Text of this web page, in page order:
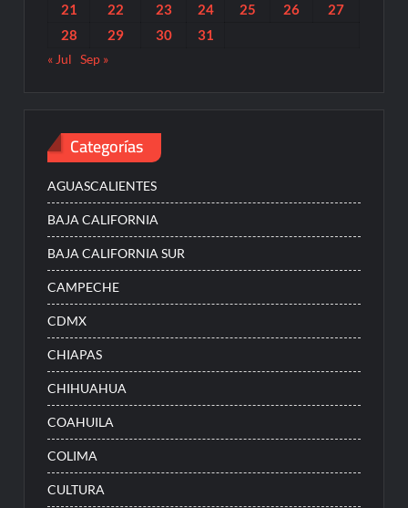
21
22 23 24 25 26
27
28
29 30 31
« Jul Sep »
Categorías
AGUASCALIENTES
BAJA CALIFORNIA
BAJA CALIFORNIA SUR
CAMPECHE
CDMX
CHIAPAS
CHIHUAHUA
COAHUILA
COLIMA
CULTURA